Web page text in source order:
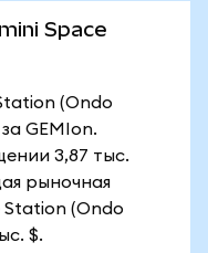
Space
(Ondo
GEMIon.
3,87 тыс.
рыночная
Station (Ondo
$.